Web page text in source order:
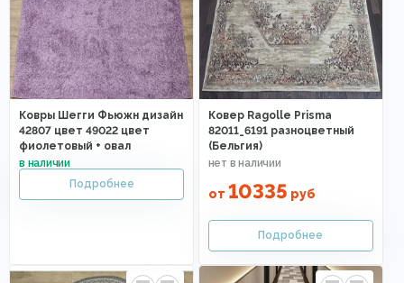
Ковры Шегги Фьюжн дизайн
42807 цвет 49022 цвет
фиолетовый + овал
Ковер Ragolle Prisma
82011_6191 разноцветный
(Бельгия)
от 10335 руб